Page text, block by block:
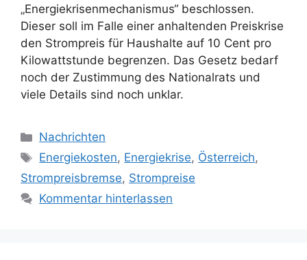
„Energiekrisenmechanismus“ beschlossen.
Dieser soll im Falle einer anhaltenden Preiskrise
den Strompreis für Haushalte auf 10 Cent pro
Kilowattstunde begrenzen. Das Gesetz bedarf
noch der Zustimmung des Nationalrats und
viele Details sind noch unklar.
Kategorien
Nachrichten
Schlagwörter
Energiekosten, Energiekrise, Österreich,
Strompreisbremse, Strompreise
Kommentar hinterlassen